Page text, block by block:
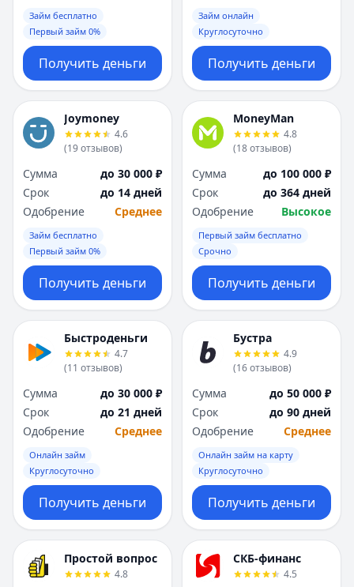
Займ бесплатно
Первый займ 0%
Получить деньги
Займ онлайн
Круглосуточно
Получить деньги
Joymoney
4.6
(19отзывов)
Сумма
до 30 000 ₽
Срок
до 14 дней
Одобрение
Среднее
Займ бесплатно
Первый займ 0%
Получить деньги
MoneyMan
4.8
(18отзывов)
Сумма
до 100 000 ₽
Срок
до 364 дней
Одобрение
Высокое
Первый займ бесплатно
Срочно
Получить деньги
Быстроденьги
4.7
(11 отзывов)
Сумма
до 30 000 ₽
Срок
до 21 дней
Одобрение
Среднее
Онлайн займ
Круглосуточно
Получить деньги
Бустра
4.9
(16отзывов)
Сумма
до 50 000 ₽
Срок
до 90 дней
Одобрение
Среднее
Онлайн займ на карту
Круглосуточно
Получить деньги
Простой вопрос
4.8
СКБ-финанс
4.5